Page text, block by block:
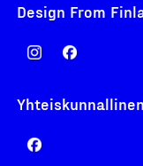
Design From